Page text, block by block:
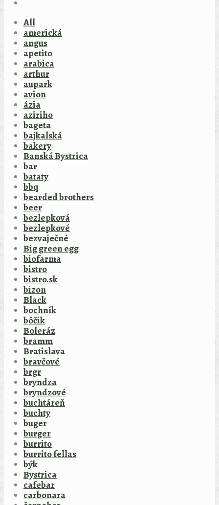
All
americká
angus
apetito
arabica
arthur
aupark
avion
ázia
aziriho
bageta
bajkalská
bakery
Banská Bystrica
bar
bataty
bbq
bearded brothers
beer
bezlepková
bezlepkové
bezvaječné
Big green egg
biofarma
bistro
bistro.sk
bizon
Black
bochník
bôčik
Boleráz
bramm
Bratislava
bravčové
brgr
bryndza
bryndzové
buchtáreň
buchty
buger
burger
burrito
burrito fellas
býk
Bystrica
cafebar
carbonara